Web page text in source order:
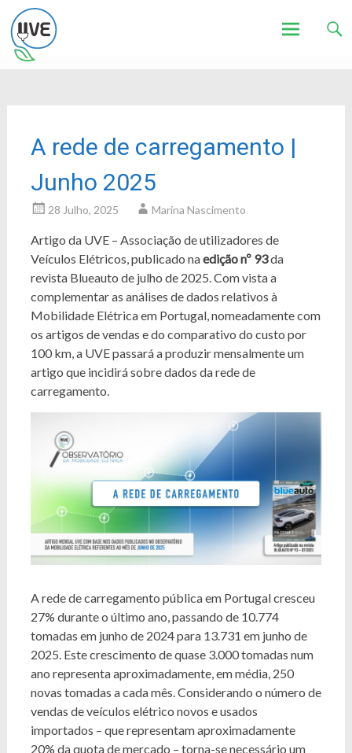
A rede de carregamento |
Junho 2025
28 Julho, 2025 Marina Nascimento
Artigo da UVE – Associação de utilizadores de
Veículos Elétricos, publicado naedição nº 93da
revista Blueauto de julho de 2025. Com vista a
complementar as análises de dados relativos à
Mobilidade Elétrica em Portugal, nomeadamente com
os artigos de vendas e do comparativo do custo por
100 km, a UVE passará a produzir mensalmente um
artigo que incidirá sobre dados da rede de
carregamento.
A rede de carregamento pública em Portugal cresceu
27% durante o último ano, passando de 10.774
tomadas em junho de 2024 para 13.731 em junho de
2025. Este crescimento de quase 3.000 tomadas num
ano representa aproximadamente, em média, 250
novas tomadas a cada mês. Considerando o número de
vendas de veículos elétrico novos e usados
importados – que representam aproximadamente
20% da quota de mercado – torna-se necessário um